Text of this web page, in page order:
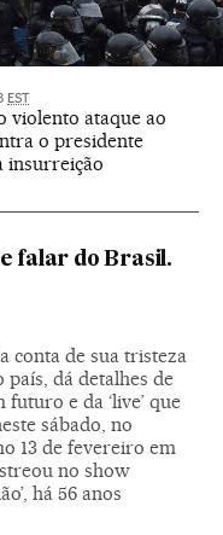
EST
violento ataque ao
o presidente
insurreição
falar do Brasil.
conta de sua tristeza
país, dá detalhes de
futuro e da ‘live’ que
sábado, no
13 de fevereiro em
no show
há 56 anos